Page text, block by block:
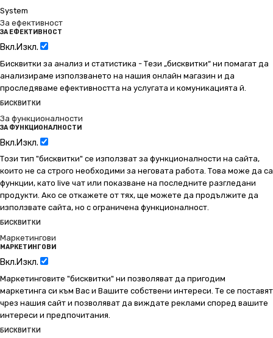
System
За ефективност
ЗА ЕФЕКТИВНОСТ
Вкл.Изкл.
Бисквитки за анализ и статистика - Тези „бисквитки“ ни помагат да
анализираме използването на нашия онлайн магазин и да
проследяваме ефективността на услугата и комуникацията й.
БИСКВИТКИ
За функционалности
ЗА ФУНКЦИОНАЛНОСТИ
Вкл.Изкл.
Този тип "бисквитки" се използват за функционалности на сайта,
които не са строго необходими за неговата работа. Това може да са
функции, като live чат или показване на последните разгледани
продукти. Ако се откажете от тях, ще можете да продължите да
използвате сайта, но с ограничена функционалност.
БИСКВИТКИ
Маркетингови
МАРКЕТИНГОВИ
Вкл.Изкл.
Маркетинговите "бисквитки" ни позволяват да пригодим
маркетинга си към Вас и Вашите собствени интереси. Те се поставят
чрез нашия сайт и позволяват да виждате реклами според вашите
интереси и предпочитания.
БИСКВИТКИ